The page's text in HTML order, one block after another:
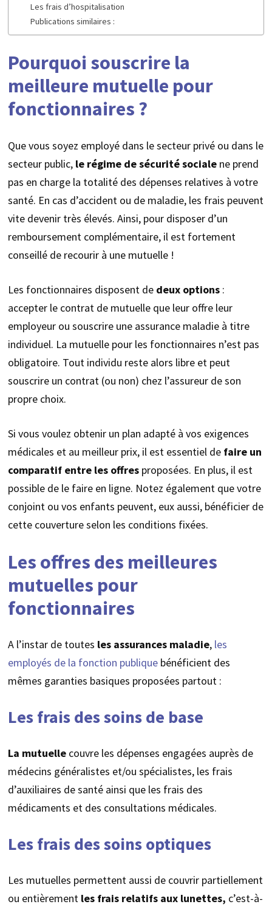
Les frais d’hospitalisation
Publications similaires :
Pourquoi souscrire la
meilleure mutuelle pour
fonctionnaires ?
Que vous soyez employé dans le secteur privé ou dans le
secteur public, le régime de sécurité socialene prend
pas en charge la totalité des dépenses relatives à votre
santé. En cas d’accident ou de maladie, les frais peuvent
vite devenir très élevés. Ainsi, pour disposer d’un
remboursement complémentaire, il est fortement
conseillé de recourir à une mutuelle !
Les fonctionnaires disposent dedeux options :
accepter le contrat de mutuelle que leur offre leur
employeur ou souscrire une assurance maladie à titre
individuel. La mutuelle pour les fonctionnaires n’est pas
obligatoire. Tout individu reste alors libre et peut
souscrire un contrat (ou non) chez l’assureur de son
propre choix.
Si vous voulez obtenir un plan adapté à vos exigences
médicales et au meilleur prix, il est essentiel defaire un
comparatif entre les offresproposées. En plus, il est
possible de le faire en ligne. Notez également que votre
conjoint ou vos enfants peuvent, eux aussi, bénéficier de
cette couverture selon les conditions fixées.
Les offres des meilleures
mutuelles pour
fonctionnaires
A l’instar de toutes les assurances maladie, les
employés de la fonction publiquebénéficient des
mêmes garanties basiques proposées partout :
Les frais des soins de base
La mutuellecouvre les dépenses engagées auprès de
médecins généralistes et/ou spécialistes, les frais
d’auxiliaires de santé ainsi que les frais des
médicaments et des consultations médicales.
Les frais des soins optiques
Les mutuelles permettent aussi de couvrir partiellement
ou entièrement les frais relatifs aux lunettes, c’est-à-